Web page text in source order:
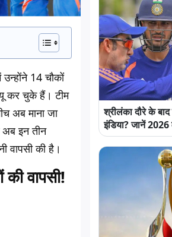
14 चौकों
कर चुके हैं। टीम
अब माना जा
इन तीन
वापसी की है।
वापसी!
श्रीलंका दौरे के
इंडिया? जानें